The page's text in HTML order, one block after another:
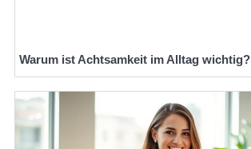
Warum ist Achtsamkeit im Alltag wichtig?